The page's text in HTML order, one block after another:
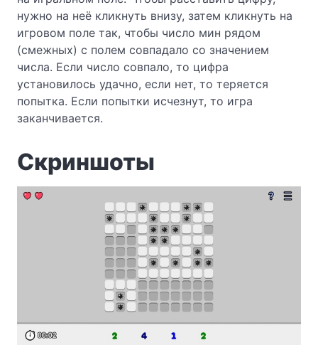
нужно на неё кликнуть внизу, затем кликнуть на
игровом поле так, чтобы число мин рядом
(смежных) с полем совпадало со значением
числа. Если число совпало, то цифра
установилось удачно, если нет, то теряется
попытка. Если попытки исчезнут, то игра
заканчивается.
Скриншоты